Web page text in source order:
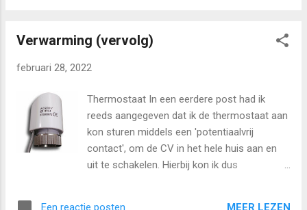
doen: het gasverbruik is voornamelijk
is het verschil tussen een thuiswerkdag
het scheelt bijna een euro aan stookkosten.
Om de kosten laag te houden, heb ik de
volgende strategieën toegepast: Als ik
aanwezig ben, is de temperatuur in de
binnenruimtes ingesteld op 18 graden, en 21
binnenkom, wordt de verwarming ingesteld
Verwarming (vervolg)
februari 28, 2022
Thermostaat In een eerdere post had ik
reeds aangegeven dat ik de thermostaat aan
kon sturen middels een 'potentiaalvrij
contact', om de CV in het hele huis aan en
uit te schakelen. Hierbij kon ik dus
Een reactie posten MEER LEZEN